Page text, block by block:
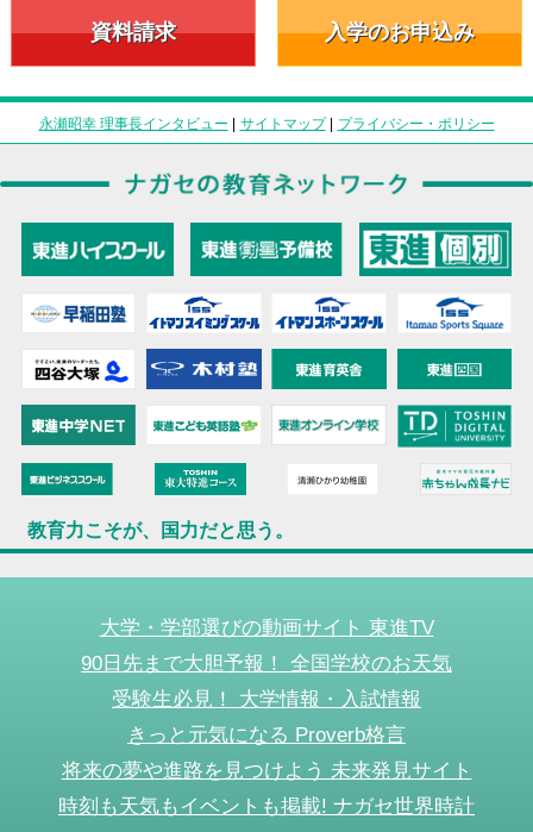
資料請求 入学のお申込み
永瀬昭幸 理事長インタビュー | サイトマップ| プライバシー・ポリシー
教育力こそが、国力だと思う。
大学・学部選びの動画サイト 東進TV
90日先まで大胆予報！ 全国学校のお天気
受験生必見！ 大学情報・入試情報
きっと元気になる Proverb格言
将来の夢や進路を見つけよう 未来発見サイト
時刻も天気もイベントも掲載! ナガセ世界時計